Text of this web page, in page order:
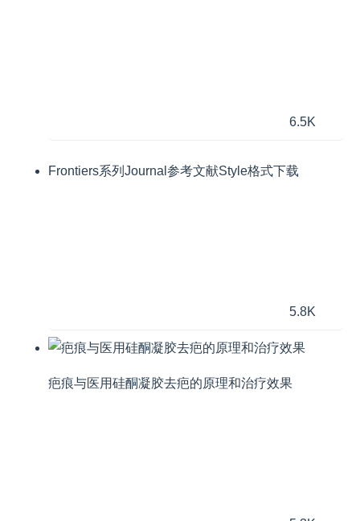
6.5K
Frontiers系列Journal参考文献Style格式下载
5.8K
疤痕与医用硅酮凝胶去疤的原理和治疗效果